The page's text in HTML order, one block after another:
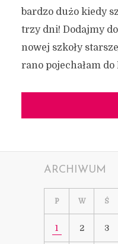
bardzo dużo kiedy
trzy dni! Dodajmy
nowej szkoły
rano pojechałam
ARCHIWUM
P W Ś
1 2 3